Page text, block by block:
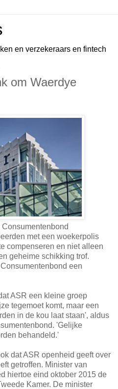
en verzekeraars en fintech
om Waerdye
met een woekerpolis
compenseren en niet alleen
geheime schikking trof.
een
ASR een kleine groep
tegemoet komt, maar een
in de kou laat staan', aldus
'Gelijke
behandeld.'
dat ASR openheid geeft over
getroffen. Minister van
hiertoe eind oktober 2015 de
Kamer. De minister